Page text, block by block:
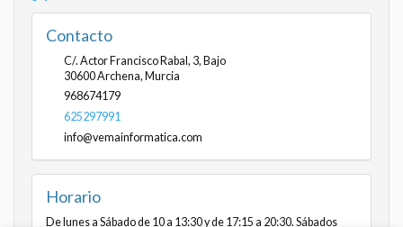
Contacto
C/. Actor Francisco Rabal, 3, Bajo
30600Archena, Murcia
968674179
625297991
info@vemainformatica.com
Horario
De lunes a Sábado de 10 a 13:30 y de 17:15 a 20:30. Sábados